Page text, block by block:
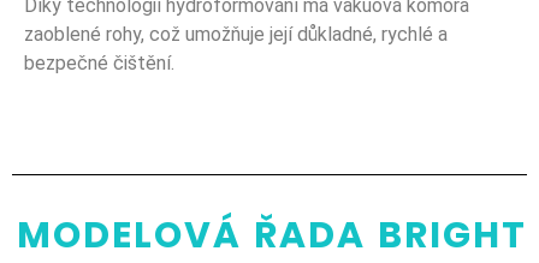
Díky technologií hydroformování má vakuová komora
zaoblené rohy, což umožňuje její důkladné, rychlé a
bezpečné čištění.
MODELOVÁ ŘADA BRIGHT